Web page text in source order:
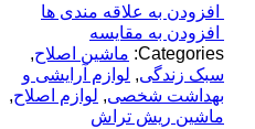
افزودن به علاقه مندی ها
افزودن به مقایسه
Categories: ماشین اصلاح,
سبک زندگی, لوازم آرایشی و
بهداشت شخصی, لوازم اصلاح,
ماشین ریش تراش